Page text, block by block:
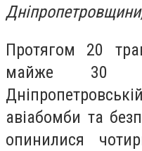
Протягом 20
майже 30
авіабомби та
опинилися